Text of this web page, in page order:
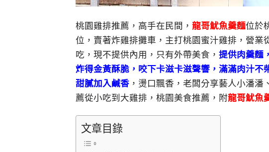
桃園雞排推薦，高手在民間， 龍哥魷魚羹麵位於
位，賣著炸雞排攤車，主打桃園蜜汁雞排，營業
吃，現不提供內用，只有外帶美食， 提供肉羹麵
炸得金黃酥脆，咬下卡滋卡滋聲響，滿滿肉汁
甜膩加入鹹香 ，燙口飄香，老闆分享藝人小潘
薦從小吃到大雞排，桃園美食推薦，附龍哥魷魚
文章目錄